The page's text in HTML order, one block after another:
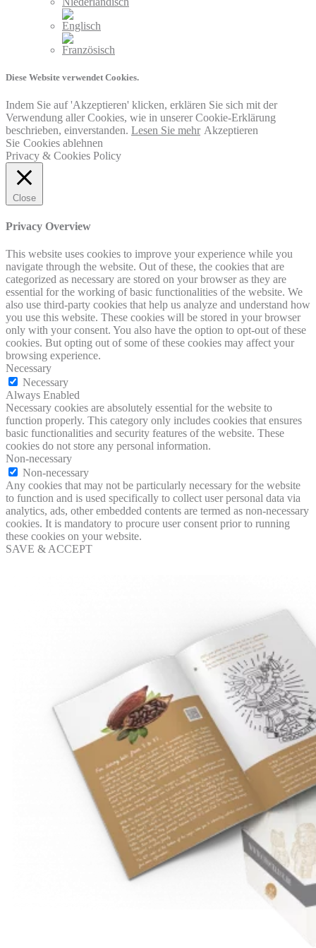
Diese Website verwendet Cookies.
Indem Sie auf 'Akzeptieren' klicken, erklären Sie sich mit der
Verwendung aller Cookies, wie in unserer Cookie-Erklärung
beschrieben, einverstanden. Lesen Sie mehr Akzeptieren
Sie Cookies ablehnen
Privacy & Cookies Policy
Close
Privacy Overview
This website uses cookies to improve your experience while you
navigate through the website. Out of these, the cookies that are
categorized as necessary are stored on your browser as they are
essential for the working of basic functionalities of the website. We
also use third-party cookies that help us analyze and understand how
you use this website. These cookies will be stored in your browser
only with your consent. You also have the option to opt-out of these
cookies. But opting out of some of these cookies may affect your
browsing experience.
Necessary
Necessary
Always Enabled
Necessary cookies are absolutely essential for the website to
function properly. This category only includes cookies that ensures
basic functionalities and security features of the website. These
cookies do not store any personal information.
Non-necessary
Non-necessary
Any cookies that may not be particularly necessary for the website
to function and is used specifically to collect user personal data via
analytics, ads, other embedded contents are termed as non-necessary
cookies. It is mandatory to procure user consent prior to running
these cookies on your website.
SAVE & ACCEPT